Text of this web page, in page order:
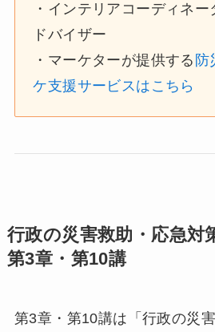
・インテリアコーディネ
ドバイザー
・マーケターが提供する 防
ケ支援サービスはこちら
行政の災害救助・応急対
第3章・第10講
第3章・第10講は「行政の災